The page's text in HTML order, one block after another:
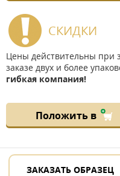
СКИДКИ
Цены действительны при
заказе двух и более
гибкая компания!
Положить в
ЗАКАЗАТЬ ОБРАЗЕЦ